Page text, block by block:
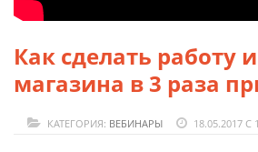
Как сделать работу
магазина в 3 раза
КАТЕГОРИЯ: ВЕБИНАРЫ 18.05.2017